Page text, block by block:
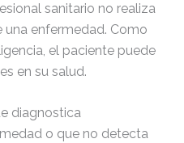
sanitario no realiza
enfermedad. Como
el paciente puede
en su salud.
diagnostica
o que no detecta